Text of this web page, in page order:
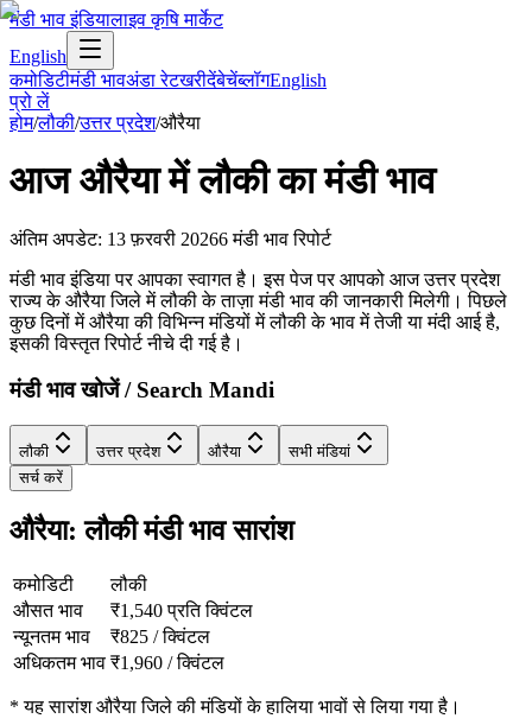
मंडी भाव इंडियालाइव कृषि मार्केट
English
कमोडिटीमंडी भावअंडा रेटखरीदेंबेचेंब्लॉगEnglish
प्रो लें
होम/लौकी/उत्तर प्रदेश/औरैया
आजऔरैयामेंलौकीका मंडी भाव
अंतिम अपडेट: 13 फ़रवरी 20266 मंडी भाव रिपोर्ट
मंडी भाव इंडिया पर आपका स्वागत है। इस पेज पर आपको आज उत्तर प्रदेश
राज्य के औरैया जिले में लौकी के ताज़ा मंडी भाव की जानकारी मिलेगी। पिछले
कुछ दिनों में औरैया की विभिन्न मंडियों में लौकी के भाव में तेजी या मंदी आई है,
इसकी विस्तृत रिपोर्ट नीचे दी गई है।
मंडी भाव खोजें / Search Mandi
लौकी उत्तर प्रदेश औरैया
सभी मंडियां
सर्च करें
औरैया: लौकी मंडी भाव सारांश
कमोडिटी
लौकी
औसत भाव
₹1,540 प्रति क्विंटल
न्यूनतम भाव
₹825 /क्विंटल
अधिकतम भाव ₹1,960 /क्विंटल
*यह सारांश औरैया जिले की मंडियों के हालिया भावों से लिया गया है।